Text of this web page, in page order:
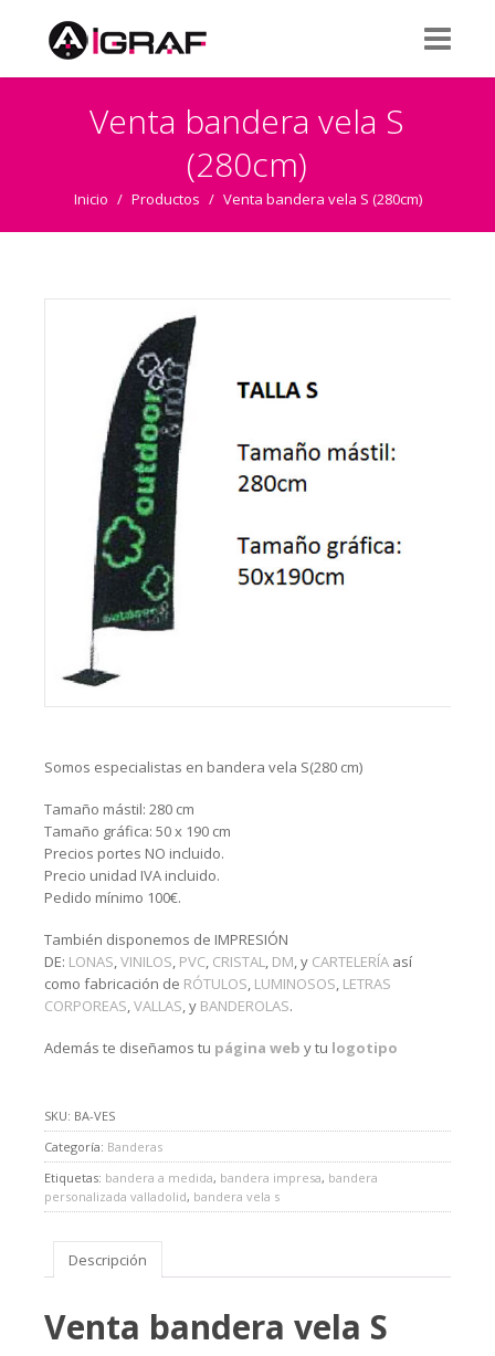
Venta bandera vela S
(280cm)
Inicio / Productos / Venta bandera vela S (280cm)
Somos especialistas en bandera vela S(280 cm)
Tamaño mástil: 280 cm
Tamaño gráfica: 50 x 190 cm
Precios portes NO incluido.
Precio unidad IVA incluido.
Pedido mínimo 100€.
También disponemos de IMPRESIÓN
DE: LONAS,VINILOS, PVC, CRISTAL, DM, y CARTELERÍA así
como fabricación de RÓTULOS, LUMINOSOS, LETRAS
CORPOREAS,VALLAS, y BANDEROLAS.
Además te diseñamos tu página web y tu logotipo
SKU: BA-VES
Categoría: Banderas
Etiquetas: bandera a medida, bandera impresa, bandera
personalizada valladolid, bandera vela s
Descripción
Venta bandera vela S